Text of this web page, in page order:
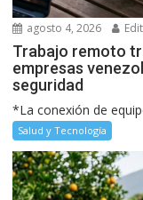
agosto 4, 2026
Trabajo remoto
empresas
seguridad
*La conexión de
Salud y Tecnología